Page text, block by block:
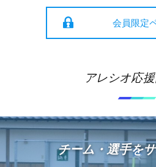
会員限
アレシオ応
チーム・選手を